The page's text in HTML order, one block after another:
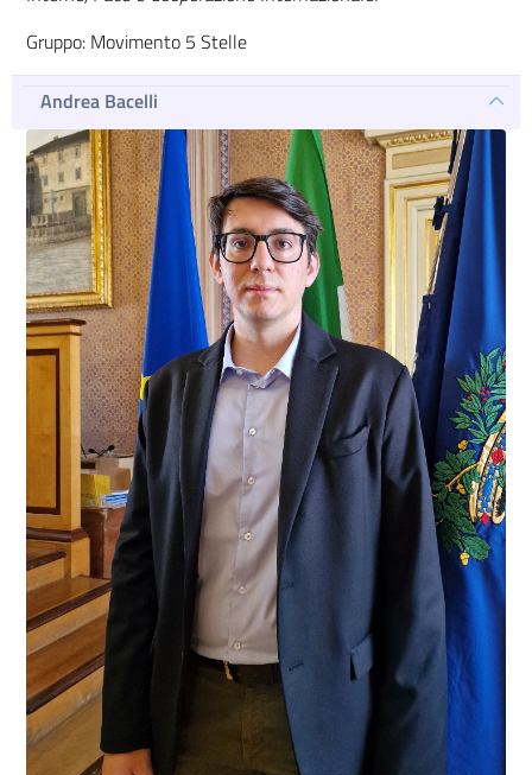
Gruppo: Movimento 5 Stelle
Andrea Bacelli